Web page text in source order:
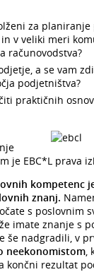
za planiranje
v veliki meri
računovodstva?
a se vam
podjetništva?
praktičnih
je EBC*L prava
kompetenc
znanj.
s poslovnim
imate znanje s
še nadgradili, v
neekonomistom
končni rezultat